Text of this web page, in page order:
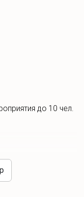
до 10 чел.
до 08.00